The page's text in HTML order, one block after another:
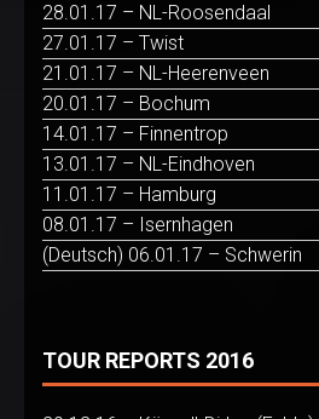
28.01.17 – NL-Roosendaal
27.01.17 – Twist
21.01.17 – NL-Heerenveen
20.01.17 – Bochum
14.01.17 – Finnentrop
13.01.17 – NL-Eindhoven
11.01.17 – Hamburg
08.01.17 – Isernhagen
(Deutsch) 06.01.17 – Schwerin
TOUR REPORTS 2016